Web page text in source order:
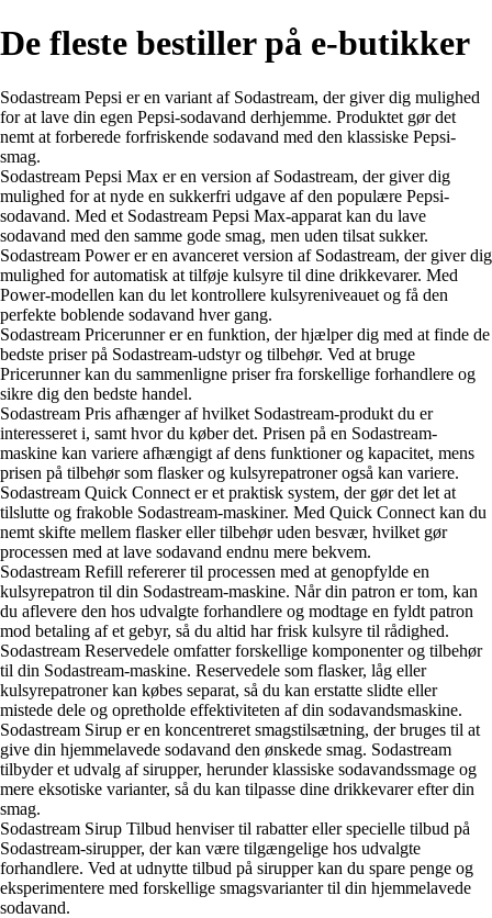
De fleste bestiller på e-butikker
Sodastream Pepsi er en variant af Sodastream, der giver dig mulighed
for at lave din egen Pepsi-sodavand derhjemme. Produktet gør det
nemt at forberede forfriskende sodavand med den klassiske Pepsi-
smag.
Sodastream Pepsi Max er en version af Sodastream, der giver dig
mulighed for at nyde en sukkerfri udgave af den populære Pepsi-
sodavand. Med et Sodastream Pepsi Max-apparat kan du lave
sodavand med den samme gode smag, men uden tilsat sukker.
Sodastream Power er en avanceret version af Sodastream, der giver dig
mulighed for automatisk at tilføje kulsyre til dine drikkevarer. Med
Power-modellen kan du let kontrollere kulsyreniveauet og få den
perfekte boblende sodavand hver gang.
Sodastream Pricerunner er en funktion, der hjælper dig med at finde de
bedste priser på Sodastream-udstyr og tilbehør. Ved at bruge
Pricerunner kan du sammenligne priser fra forskellige forhandlere og
sikre dig den bedste handel.
Sodastream Pris afhænger af hvilket Sodastream-produkt du er
interesseret i, samt hvor du køber det. Prisen på en Sodastream-
maskine kan variere afhængigt af dens funktioner og kapacitet, mens
prisen på tilbehør som flasker og kulsyrepatroner også kan variere.
Sodastream Quick Connect er et praktisk system, der gør det let at
tilslutte og frakoble Sodastream-maskiner. Med Quick Connect kan du
nemt skifte mellem flasker eller tilbehør uden besvær, hvilket gør
processen med at lave sodavand endnu mere bekvem.
Sodastream Refill refererer til processen med at genopfylde en
kulsyrepatron til din Sodastream-maskine. Når din patron er tom, kan
du aflevere den hos udvalgte forhandlere og modtage en fyldt patron
mod betaling af et gebyr, så du altid har frisk kulsyre til rådighed.
Sodastream Reservedele omfatter forskellige komponenter og tilbehør
til din Sodastream-maskine. Reservedele som flasker, låg eller
kulsyrepatroner kan købes separat, så du kan erstatte slidte eller
mistede dele og opretholde effektiviteten af din sodavandsmaskine.
Sodastream Sirup er en koncentreret smagstilsætning, der bruges til at
give din hjemmelavede sodavand den ønskede smag. Sodastream
tilbyder et udvalg af sirupper, herunder klassiske sodavandssmage og
mere eksotiske varianter, så du kan tilpasse dine drikkevarer efter din
smag.
Sodastream Sirup Tilbud henviser til rabatter eller specielle tilbud på
Sodastream-sirupper, der kan være tilgængelige hos udvalgte
forhandlere. Ved at udnytte tilbud på sirupper kan du spare penge og
eksperimentere med forskellige smagsvarianter til din hjemmelavede
sodavand.